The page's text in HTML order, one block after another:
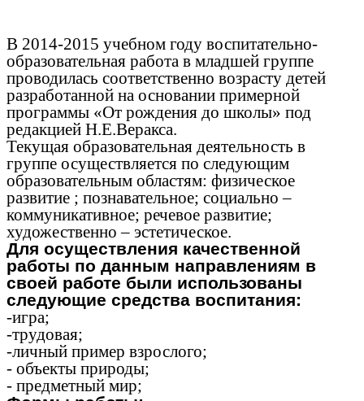
В 2014-2015 учебном году воспитательно-
образовательная работа в младшей группе
проводилась соответственно возрасту детей
разработанной на основании примерной
программы «От рождения до школы» под
редакцией Н.Е.Веракса.
Текущая образовательная деятельность в
группе осуществляется по следующим
образовательным областям: физическое
развитие ; познавательное; социально –
коммуникативное; речевое развитие;
художественно – эстетическое.
Для осуществления качественной
работы по данным направлениям в
своей работе были использованы
следующие средства воспитания:
-игра;
-трудовая;
-личный пример взрослого;
- объекты природы;
- предметный мир;